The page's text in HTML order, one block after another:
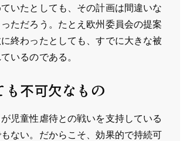
いたとしても、その計画は間違いな
ただろう。たとえ欧州委員会の提案
終わったとしても、すでに大きな被
いるのである。
も不可欠なもの
児童性虐待との戦いを支持している
ない。だからこそ、効果的で持続可